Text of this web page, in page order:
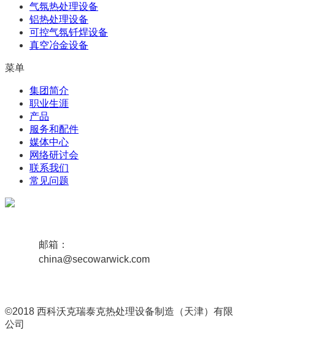
气氛热处理设备
铝热处理设备
可控气氛钎焊设备
真空冶金设备
菜单
集团简介
职业生涯
产品
服务和配件
媒体中心
网络研讨会
联系我们
常见问题
邮箱：
china@secowarwick.com
©2018 西科沃克瑞泰克热处理设备制造（天津）有限
公司